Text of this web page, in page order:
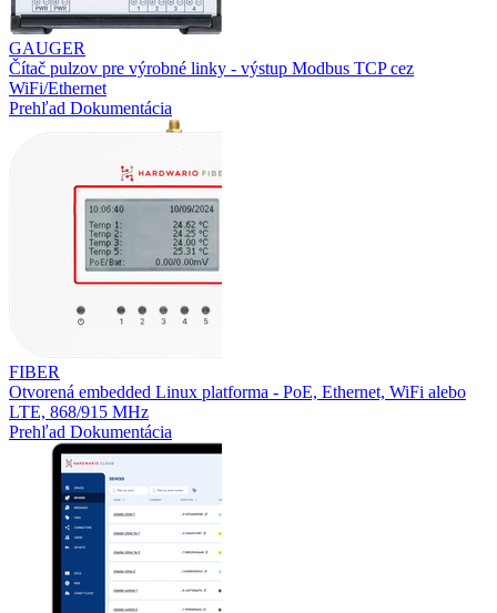
GAUGER
Čítač pulzov pre výrobné linky - výstup Modbus TCP cez
WiFi/Ethernet
Prehľad Dokumentácia
FIBER
Otvorená embedded Linux platforma - PoE, Ethernet, WiFi alebo
LTE, 868/915 MHz
Prehľad Dokumentácia